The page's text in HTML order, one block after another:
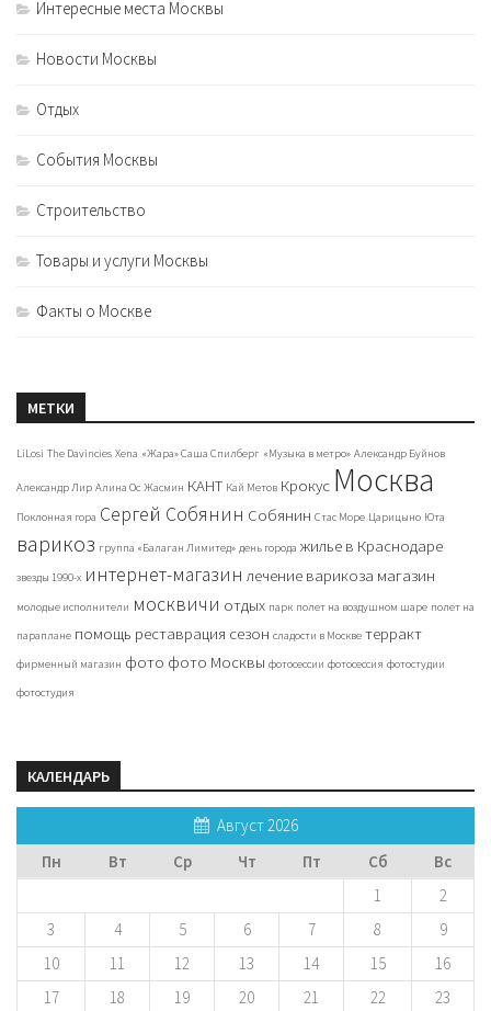
Интересные места Москвы
Новости Москвы
Отдых
События Москвы
Строительство
Товары и услуги Москвы
Факты о Москве
МЕТКИ
LiLosi The Davincies Xena «Жара» Саша Спилберг «Музыка в метро» Александр Буйнов
Александр Лир Алина Ос Жасмин КАНТ Кай Метов Крокус Москва
Поклонная гора Сергей Собянин Собянин Стас Море Царицыно Юта
варикоз группа «Балаган Лимитед» день города жилье в Краснодаре
звезды 1990-х интернет-магазин лечение варикоза магазин
молодые исполнители москвичи отдых парк полет на воздушном шаре полет на
параплане помощь реставрация сезон сладости в Москве терракт
фирменный магазин фото фото Москвы фотосессии фотосессия фотостудии
фотостудия
КАЛЕНДАРЬ
Август 2026
Пн
Вт Ср Чт Пт Сб Вс
1
2
3
4 5 6 7 8
9
10
11 12 13 14 15
16
17
18 19 20 21 22
23